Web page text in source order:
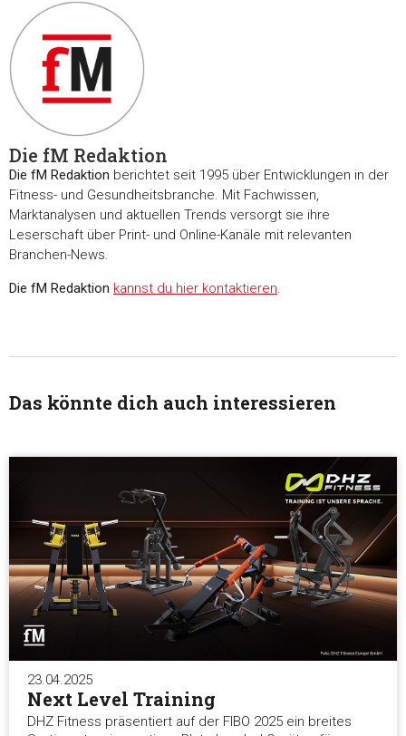
Die fM Redaktion
Die fM Redaktion berichtet seit 1995 über Entwicklungen in der
Fitness- und Gesundheitsbranche. Mit Fachwissen,
Marktanalysen und aktuellen Trends versorgt sie ihre
Leserschaft über Print- und Online-Kanäle mit relevanten
Branchen-News.
Die fM Redaktion kannst du hier kontaktieren.
Das könnte dich auch interessieren
23.04.2025
Next Level Training
DHZ Fitness präsentiert auf der FIBO 2025 ein breites